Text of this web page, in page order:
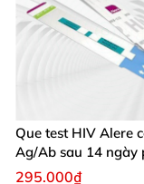
Hướng dẫn cách
Bao gồm 13
Que test HIV Alere
Ag/Ab sau 14 ngày
hiện HIV chính xác
295.000₫